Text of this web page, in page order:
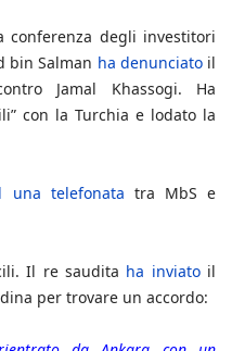
conferenza degli investitori
bin Salman ha denunciatoil
Jamal Khassogi. Ha
con la Turchia e lodato la
una telefonata tra MbS e
Il re saudita ha inviato il
per trovare un accordo: